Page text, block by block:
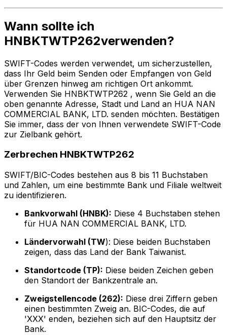
Wann sollte ich
HNBKTWTP262verwenden?
SWIFT-Codes werden verwendet, um sicherzustellen,
dass Ihr Geld beim Senden oder Empfangen von Geld
über Grenzen hinweg am richtigen Ort ankommt.
Verwenden Sie HNBKTWTP262 , wenn Sie Geld an die
oben genannte Adresse, Stadt und Land an HUA NAN
COMMERCIAL BANK, LTD. senden möchten. Bestätigen
Sie immer, dass der von Ihnen verwendete SWIFT-Code
zur Zielbank gehört.
Zerbrechen HNBKTWTP262
SWIFT/BIC-Codes bestehen aus 8 bis 11 Buchstaben
und Zahlen, um eine bestimmte Bank und Filiale weltweit
zu identifizieren.
Bankvorwahl (HNBK): Diese 4 Buchstaben stehen
für HUA NAN COMMERCIAL BANK, LTD.
Ländervorwahl (TW): Diese beiden Buchstaben
zeigen, dass das Land der Bank Taiwanist.
Standortcode (TP): Diese beiden Zeichen geben
den Standort der Bankzentrale an.
Zweigstellencode (262): Diese drei Ziffern geben
einen bestimmten Zweig an. BIC-Codes, die auf
'XXX' enden, beziehen sich auf den Hauptsitz der
Bank.